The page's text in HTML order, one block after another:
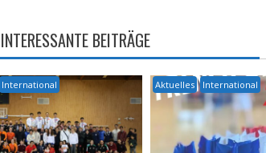
BEITRÄGE
International Aktuelles International